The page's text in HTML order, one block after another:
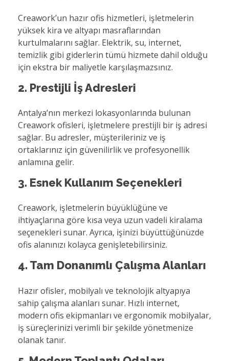
Creawork’un hazır ofis hizmetleri, işletmelerin
yüksek kira ve altyapı masraflarından
kurtulmalarını sağlar. Elektrik, su, internet,
temizlik gibi giderlerin tümü hizmete dahil olduğu
için ekstra bir maliyetle karşılaşmazsınız.
2. Prestijli İş Adresleri
Antalya’nın merkezi lokasyonlarında bulunan
Creawork ofisleri, işletmelere prestijli bir iş adresi
sağlar. Bu adresler, müşterileriniz ve iş
ortaklarınız için güvenilirlik ve profesyonellik
anlamına gelir.
3. Esnek Kullanım Seçenekleri
Creawork, işletmelerin büyüklüğüne ve
ihtiyaçlarına göre kısa veya uzun vadeli kiralama
seçenekleri sunar. Ayrıca, işinizi büyüttüğünüzde
ofis alanınızı kolayca genişletebilirsiniz.
4. Tam Donanımlı Çalışma Alanları
Hazır ofisler, mobilyalı ve teknolojik altyapıya
sahip çalışma alanları sunar. Hızlı internet,
modern ofis ekipmanları ve ergonomik mobilyalar,
iş süreçlerinizi verimli bir şekilde yönetmenize
olanak tanır.